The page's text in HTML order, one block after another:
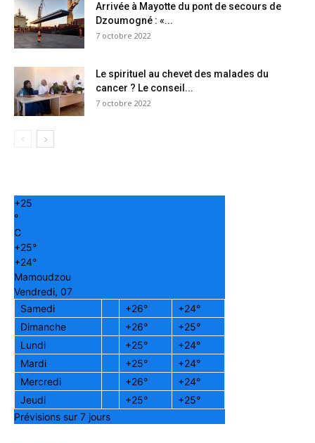
Arrivée à Mayotte du pont de secours de
Dzoumogné : «...
7 octobre 2022
Le spirituel au chevet des malades du
cancer ? Le conseil...
7 octobre 2022
+25
°
C
+25°
+24°
Mamoudzou
Vendredi, 07
Samedi
+26° +24°
Dimanche
+26° +25°
Lundi
+25° +24°
Mardi
+25° +24°
Mercredi
+26° +24°
Jeudi
+25° +25°
Prévisions sur 7 jours